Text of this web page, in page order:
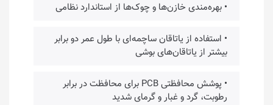
• بهره‌مندی خازن‌ها و چوک‌ها از استاندارد نظامی
• استفاده از یاتاقان ساچمه‌ای با طول عمر دو برابر
بیشتر از یاتاقان‌های بوشی
• پوشش محافظتی PCB برای محافظت در برابر
رطوبت، گرد و غبار و گرمای شدید